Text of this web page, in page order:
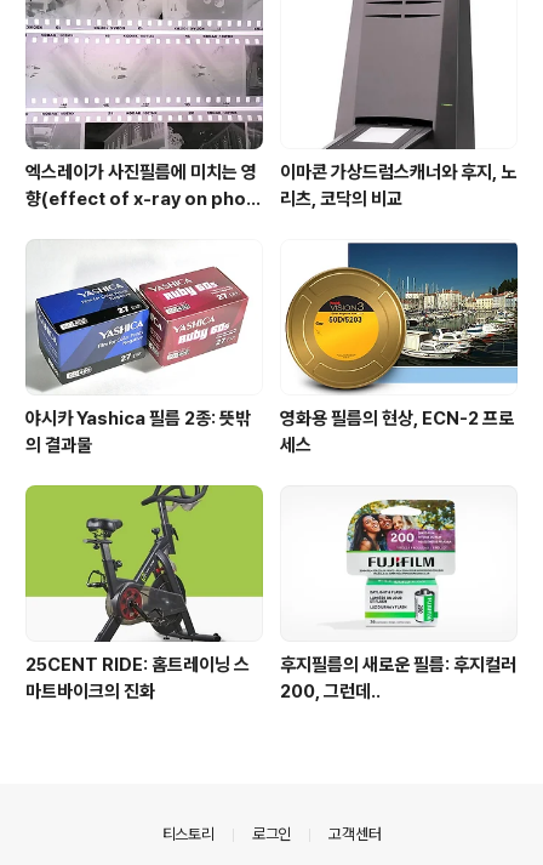
엑스레이가 사진필름에 미치는 영
향(effect of x-ray on phot
이마콘 가상드럼스캐너와 후지, 노
리츠, 코닥의 비교
야시카 Yashica 필름 2종: 뜻밖
의 결과물
영화용 필름의 현상, ECN-2 프로
세스
25CENT RIDE: 홈트레이닝 스
마트바이크의 진화
후지필름의 새로운 필름: 후지컬러
200, 그런데..
티스토리 로그인 고객센터